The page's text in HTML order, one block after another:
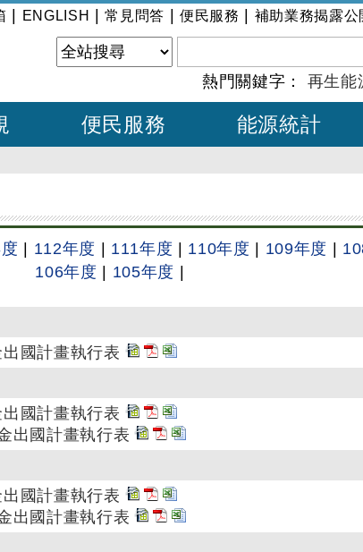
ENGLISH |常見問答 便民服務 補助業務揭露公
熱門關鍵字： 再生能
便民服務 能源統計
112年度 111年度 110年度 109年度
106年度
105年度
國計畫執行表
國計畫執行表
出國計畫執行表
國計畫執行表
出國計畫執行表